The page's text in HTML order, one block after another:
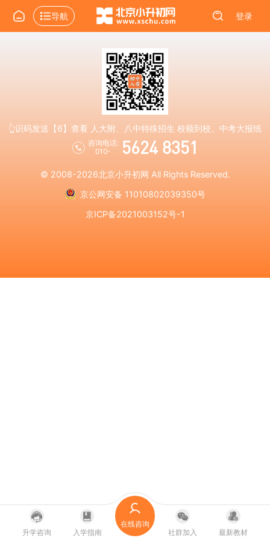
导航 登录
👆识码发送【6】查看 人大附、八中特殊招生 校额到校、中考大报纸
咨询电话:
010-
5624 8351
© 2008-2026北京小升初网 All Rights Reserved.
京公网安备 11010802039350号
京ICP备2021003152号-1
升学咨询 入学指南
在线咨询
社群加入
最新教材